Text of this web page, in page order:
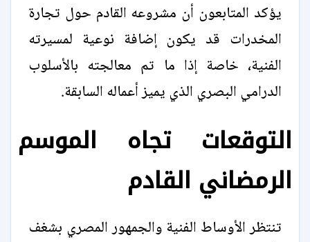
يؤكد المتابعون أن مشروعه القادم حول تجارة
المخدرات قد يكون إضافة نوعية لمسيرته
الفنية، خاصة إذا ما تم معالجته بالأسلوب
الدرامي البصري الذي يميز أعماله السابقة.
التوقعات تجاه الموسم
الرمضاني القادم
تنتظر الأوساط الفنية والجمهور المصري بشغف